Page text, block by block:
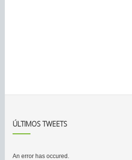
ÚLTIMOS TWEETS
An error has occured.